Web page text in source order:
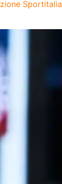
Sportitalia